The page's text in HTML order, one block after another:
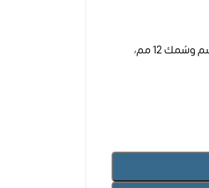
بديل خشب مستورد من خامة PS، بتصميم مخدد أنيق، عرض 12 سم وسُمك 12 مم،